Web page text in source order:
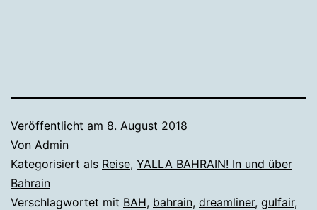
Veröffentlicht am 8. August 2018
Von Admin
Kategorisiert als Reise, YALLA BAHRAIN! In und über
Bahrain
Verschlagwortet mit BAH, bahrain, dreamliner, gulfair,